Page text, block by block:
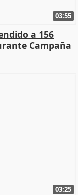
03:55
a 156
Campaña
03:25